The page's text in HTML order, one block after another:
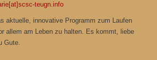
teugn.info
aktuelle, innovative Programm zum Laufen
allem am Leben zu halten. Es kommt, liebe
Gute.